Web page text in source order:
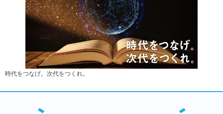
時代をつなげ。次代をつくれ。